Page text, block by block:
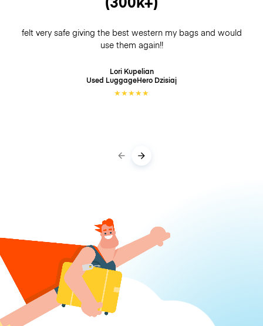
felt very safe giving the best western my bags and would
use them again!!
Lori Kupelian
Used LuggageHero Dzisiaj
★★★★★